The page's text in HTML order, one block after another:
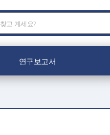
연구보고서